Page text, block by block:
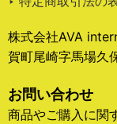
株式会社AVA
賀町尾崎字馬場久
お問い合わせ
商品やご購入に関